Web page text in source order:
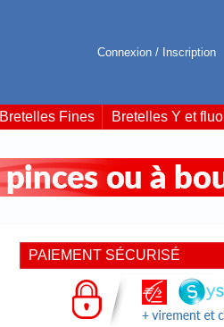
Connexion / Inscription
Bretelles Fines Bretelles Y et fluo
PAIEMENT SÉCURISÉ